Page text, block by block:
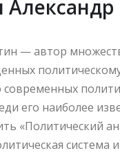
— автор
его наиболее
«Политический
система